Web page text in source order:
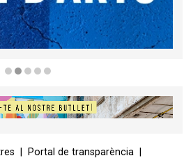
Portal de transparència